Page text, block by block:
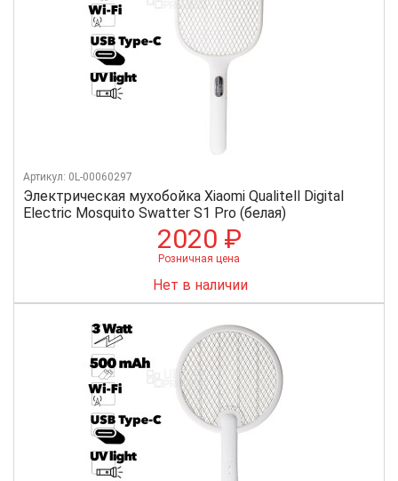
Электрическая мухобойка Xiaomi Qualitell Digital
Electric Mosquito Swatter S1 Pro (белая)
Артикул: 0L-00060297
2020 ₽
Розничная цена
Нет в наличии